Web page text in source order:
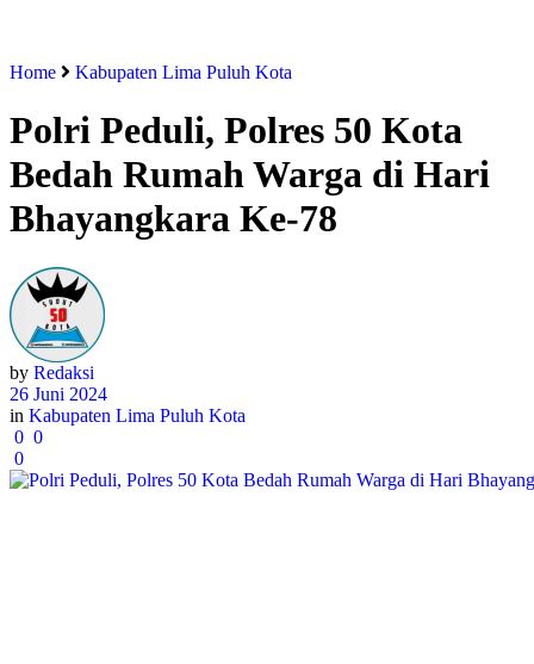
Home Kabupaten Lima Puluh Kota
Polri Peduli, Polres 50 Kota
Bedah Rumah Warga di Hari
Bhayangkara Ke-78
by Redaksi
26 Juni 2024
in Kabupaten Lima Puluh Kota
0 0
0